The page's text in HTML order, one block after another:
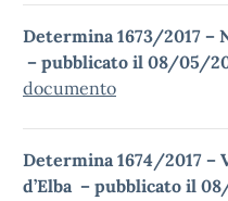
Determina 1673/2017 –
– pubblicato il 08/05/
documento
Determina 1674/2017 –
d’Elba – pubblicato il